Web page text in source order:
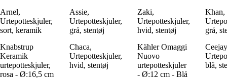
Arnel,
Urtepotteskjuler,
sort, keramik
Assie,
Urtepotteskjuler,
grå, stentøj
Zaki,
Urtepotteskjuler,
hvid, stentøj
Khan,
grå,
Knabstrup
Keramik
urtepotteskjuler,
rosa - Ø:16,5 cm
Chaca,
Urtepotteskjuler,
hvid, stentøj
Kähler Omaggi
Nuovo
urtepotteskjuler
- Ø:12 cm - Blå
blå,